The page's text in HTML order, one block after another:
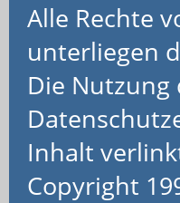
Alle Rechte
unterliegen
Die
Inhalt
Copyright